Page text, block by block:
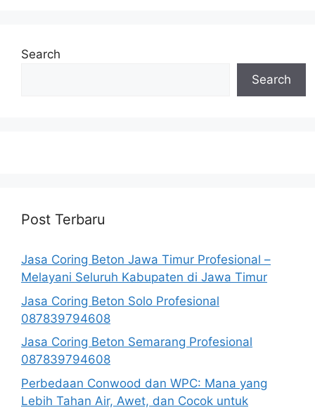
Search
Search
Post Terbaru
Jasa Coring Beton Jawa Timur Profesional –
Melayani Seluruh Kabupaten di Jawa Timur
Jasa Coring Beton Solo Profesional
087839794608
Jasa Coring Beton Semarang Profesional
087839794608
Perbedaan Conwood dan WPC: Mana yang
Lebih Tahan Air, Awet, dan Cocok untuk